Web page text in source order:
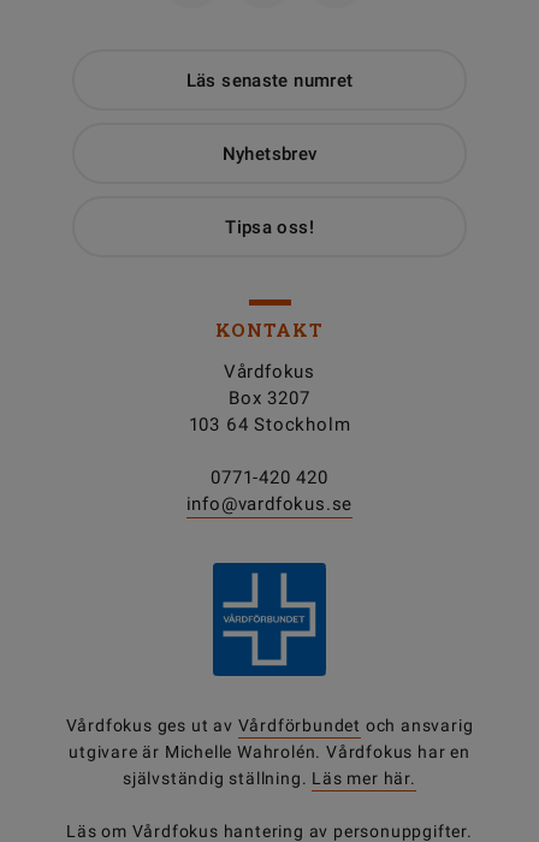
Läs senaste numret
Nyhetsbrev
Tipsa oss!
KONTAKT
Vårdfokus
Box 3207
103 64 Stockholm
0771-420 420
info@vardfokus.se
Vårdfokus ges ut av Vårdförbundet och ansvarig
utgivare är Michelle Wahrolén. Vårdfokus har en
självständig ställning. Läs mer här.
Läs om Vårdfokus hantering av personuppgifter.